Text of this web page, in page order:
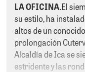
LA OFICINA.El
su estilo, ha
altos de un
prolongación
Alcaldía de Ica se
estridente y las